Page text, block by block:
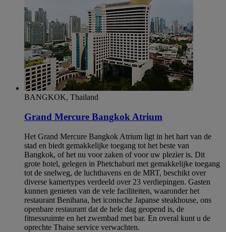
BANGKOK, Thailand
Grand Mercure Bangkok Atrium
Het Grand Mercure Bangkok Atrium ligt in het hart van de
stad en biedt gemakkelijke toegang tot het beste van
Bangkok, of het nu voor zaken of voor uw plezier is. Dit
grote hotel, gelegen in Phetchaburi met gemakkelijke toegang
tot de snelweg, de luchthavens en de MRT, beschikt over
diverse kamertypes verdeeld over 23 verdiepingen. Gasten
kunnen genieten van de vele faciliteiten, waaronder het
restaurant Benihana, het iconische Japanse steakhouse, ons
openbare restaurant dat de hele dag geopend is, de
fitnessruimte en het zwembad met bar. En overal kunt u de
oprechte Thaise service verwachten.